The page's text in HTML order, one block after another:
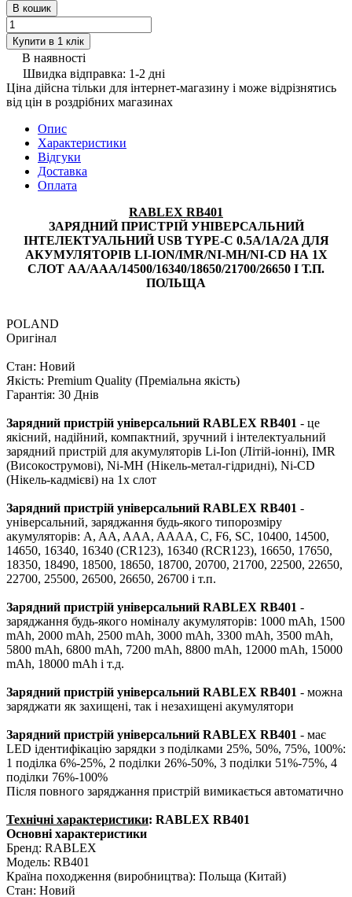
В кошик
Купити в 1 клік
В наявності
Швидка відправка: 1-2 дні
Ціна дійсна тільки для інтернет-магазину і може відрізнятись
від цін в роздрібних магазинах
Опис
Характеристики
Відгуки
Доставка
Оплата
RABLEX RB401
ЗАРЯДНИЙ ПРИСТРІЙ УНІВЕРСАЛЬНИЙ
ІНТЕЛЕКТУАЛЬНИЙ USB TYPE-C 0.5A/1A/2A ДЛЯ
АКУМУЛЯТОРІВ LI-ION/IMR/NI-MH/NI-CD НА 1X
СЛОТ AA/AAA/14500/16340/18650/21700/26650 І Т.П.
ПОЛЬЩА
POLAND
Оригінал
Стан: Новий
Якість: Premium Quality (Преміальна якість)
Гарантія: 30 Днів
Зарядний пристрій універсальний RABLEX RB401 - це
якісний, надійний, компактний, зручний і інтелектуальний
зарядний пристрій для акумуляторів Li-Ion (Літій-іонні), IMR
(Високострумові), Ni-MH (Нікель-метал-гідридні), Ni-CD
(Нікель-кадмієві) на 1x слот
Зарядний пристрій універсальний RABLEX RB401 -
універсальний, заряджання будь-якого типорозміру
акумуляторів: A, AA, AAA, AAAA, C, F6, SC, 10400, 14500,
14650, 16340, 16340 (CR123), 16340 (RCR123), 16650, 17650,
18350, 18490, 18500, 18650, 18700, 20700, 21700, 22500, 22650,
22700, 25500, 26500, 26650, 26700 і т.п.
Зарядний пристрій універсальний RABLEX RB401 -
заряджання будь-якого номіналу акумуляторів: 1000 mAh, 1500
mAh, 2000 mAh, 2500 mAh, 3000 mAh, 3300 mAh, 3500 mAh,
5800 mAh, 6800 mAh, 7200 mAh, 8800 mAh, 12000 mAh, 15000
mAh, 18000 mAh і т.д.
Зарядний пристрій універсальний RABLEX RB401 - можна
заряджати як захищені, так і незахищені акумулятори
Зарядний пристрій універсальний RABLEX RB401 - має
LED ідентифікацію зарядки з поділками 25%, 50%, 75%, 100%:
1 поділка 6%-25%, 2 поділки 26%-50%, 3 поділки 51%-75%, 4
поділки 76%-100%
Після повного заряджання пристрій вимикається автоматично
Технічні характеристики: RABLEX RB401
Основні характеристики
Бренд: RABLEX
Модель: RB401
Країна походження (виробництва): Польща (Китай)
Стан: Новий